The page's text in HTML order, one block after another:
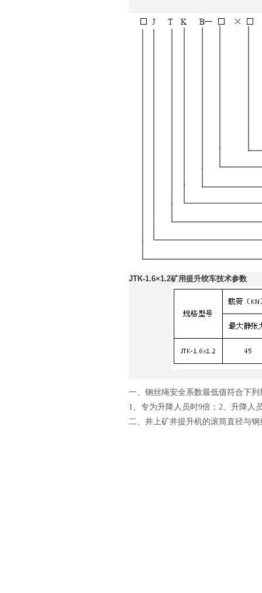
JTK-1.6×1.2矿用提升绞车技术参数
一、钢丝绳安全系数最低值符合下列
1、专为升降人员时9倍；2、升降人
二、井上矿井提升机的滚筒直径与